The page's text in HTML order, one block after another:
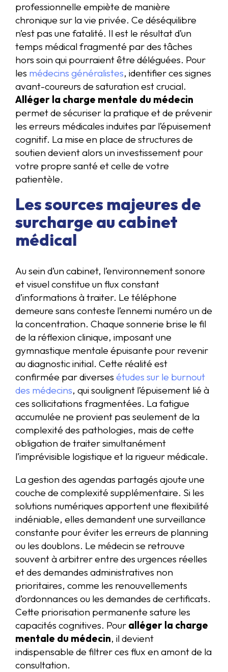
professionnelle empiète de manière
chronique sur la vie privée. Ce déséquilibre
n’est pas une fatalité. Il est le résultat d’un
temps médical fragmenté par des tâches
hors soin qui pourraient être déléguées. Pour
les médecins généralistes, identifier ces signes
avant-coureurs de saturation est crucial.
Alléger la charge mentale du médecin
permet de sécuriser la pratique et de prévenir
les erreurs médicales induites par l’épuisement
cognitif. La mise en place de structures de
soutien devient alors un investissement pour
votre propre santé et celle de votre
patientèle.
Les sources majeures de
surcharge au cabinet
médical
Au sein d’un cabinet, l’environnement sonore
et visuel constitue un flux constant
d’informations à traiter. Le téléphone
demeure sans conteste l’ennemi numéro un de
la concentration. Chaque sonnerie brise le fil
de la réflexion clinique, imposant une
gymnastique mentale épuisante pour revenir
au diagnostic initial. Cette réalité est
confirmée par diverses études sur le burnout
des médecins, qui soulignent l’épuisement lié à
ces sollicitations fragmentées. La fatigue
accumulée ne provient pas seulement de la
complexité des pathologies, mais de cette
obligation de traiter simultanément
l’imprévisible logistique et la rigueur médicale.
La gestion des agendas partagés ajoute une
couche de complexité supplémentaire. Si les
solutions numériques apportent une flexibilité
indéniable, elles demandent une surveillance
constante pour éviter les erreurs de planning
ou les doublons. Le médecin se retrouve
souvent à arbitrer entre des urgences réelles
et des demandes administratives non
prioritaires, comme les renouvellements
d’ordonnances ou les demandes de certificats.
Cette priorisation permanente sature les
capacités cognitives. Pour alléger la charge
mentale du médecin, il devient
indispensable de filtrer ces flux en amont de la
consultation.